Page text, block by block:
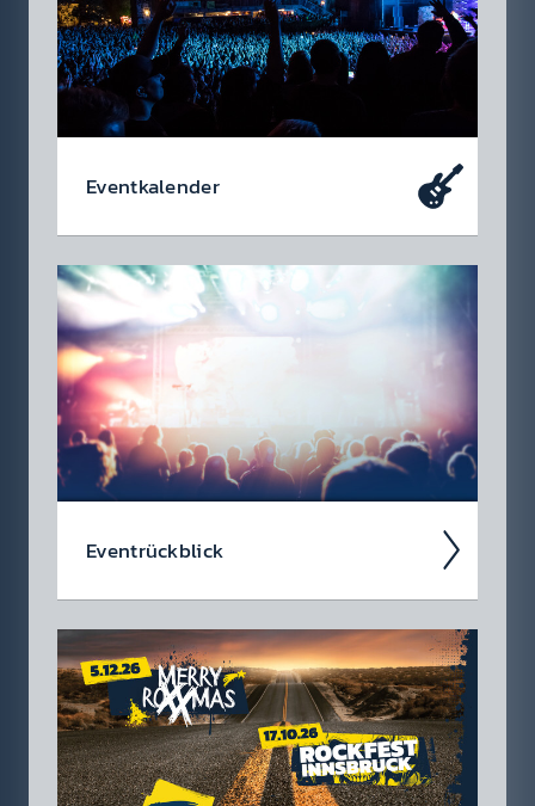
Event­kalen­der
Da soll­test du dabei sein – oder zu­mindest
so tun als ob. Die wir­klich coolen Events, die
du dir heute schon in den Kalen­der ein­tragen
soll­test.
Event­rück­blick
Wir blicken auf coole 88.6 Events zurück.